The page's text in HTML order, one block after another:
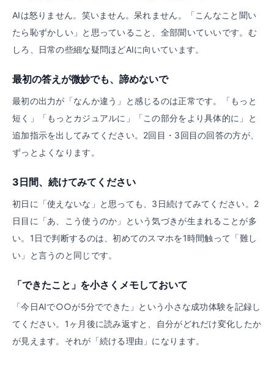
AIは怒りません。笑いません。呆れません。「こんなこと聞い
たら恥ずかしい」と思っていること、全部聞いていいです。む
しろ、日常の些細な疑問ほどAIに向いています。
最初の答えが微妙でも、諦めないで
最初の出力が「なんか違う」と感じるのは正常です。「もっと
短く」「もっとカジュアルに」「この部分をより具体的に」と
追加指示を出してみてください。2回目・3回目の回答の方が、
ずっとよくなります。
3日間、続けてみてください
初日に「使えないな」と思っても、3日続けてみてください。2
日目に「あ、こう使うのか」という気づきが生まれることが多
い。1日で判断するのは、初めてのスマホを1時間触って「難し
い」と言うのと同じです。
「できたこと」を小さくメモしておいて
「今日AIで○○が5分でできた」という小さな成功体験を記録し
てください。1ヶ月後に読み返すと、自分がどれだけ変化したか
が見えます。それが「続ける理由」になります。